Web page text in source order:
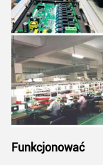
Funkcjonować